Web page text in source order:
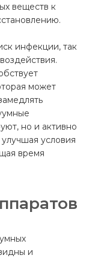
веществ к
инфекции, так
может
но и активно
условия
время
и